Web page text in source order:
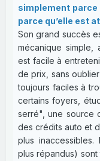
simplement
parce qu’elle est
Son grand succès
mécanique simple,
est facile à
de prix, sans
toujours faciles à
certains foyers,
serré", une source
des crédits auto et
plus
plus répandus)